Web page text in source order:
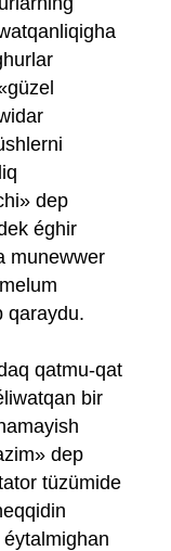
dep
éghir
munewwer
qaraydu.
qatmu-qat
bir
dep
tüzümide